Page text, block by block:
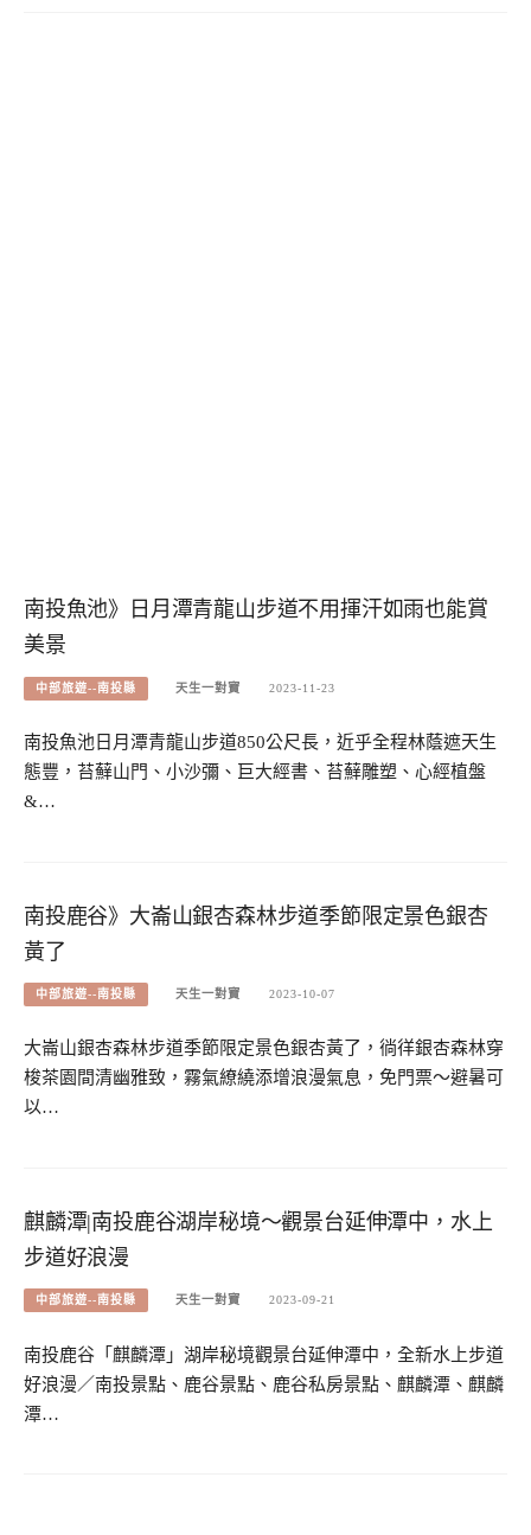
南投魚池》日月潭青龍山步道不用揮汗如雨也能賞
美景
中部旅遊--南投縣 天生一對寶 2023-11-23
南投魚池日月潭青龍山步道850公尺長，近乎全程林蔭遮天生
態豐，苔蘚山門、小沙彌、巨大經書、苔蘚雕塑、心經植盤
&…
南投鹿谷》大崙山銀杏森林步道季節限定景色銀杏
黃了
中部旅遊--南投縣 天生一對寶 2023-10-07
大崙山銀杏森林步道季節限定景色銀杏黃了，徜徉銀杏森林穿
梭茶園間清幽雅致，霧氣繚繞添增浪漫氣息，免門票～避暑可
以…
麒麟潭|南投鹿谷湖岸秘境～觀景台延伸潭中，水上
步道好浪漫
中部旅遊--南投縣 天生一對寶 2023-09-21
南投鹿谷「麒麟潭」湖岸秘境觀景台延伸潭中，全新水上步道
好浪漫／南投景點、鹿谷景點、鹿谷私房景點、麒麟潭、麒麟
潭…